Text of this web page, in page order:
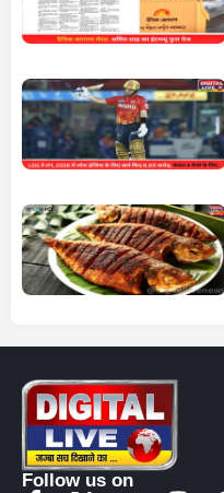
Follow us on